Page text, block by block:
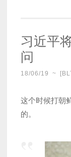
习近平
问
18/06/19 ~
这个时候打朝
的。